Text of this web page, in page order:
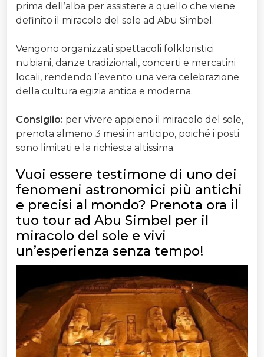
prima dell’alba per assistere a quello che viene
definito il miracolo del sole ad Abu Simbel.
Vengono organizzati spettacoli folkloristici
nubiani, danze tradizionali, concerti e mercatini
locali, rendendo l’evento una vera celebrazione
della cultura egizia antica e moderna.
Consiglio: per vivere appieno il miracolo del sole,
prenota almeno 3 mesi in anticipo, poiché i posti
sono limitati e la richiesta altissima.
Vuoi essere testimone di uno dei
fenomeni astronomici più antichi
e precisi al mondo? Prenota ora il
tuo tour ad Abu Simbel per il
miracolo del sole e vivi
un’esperienza senza tempo!